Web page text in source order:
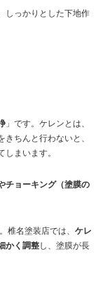
しっかりとした下地作
」です。ケレンとは、
きちんと行わないと、
まいます。
チョーキング（塗膜の
椎名塗装店では、 ケレ
かく調整し、塗膜が長